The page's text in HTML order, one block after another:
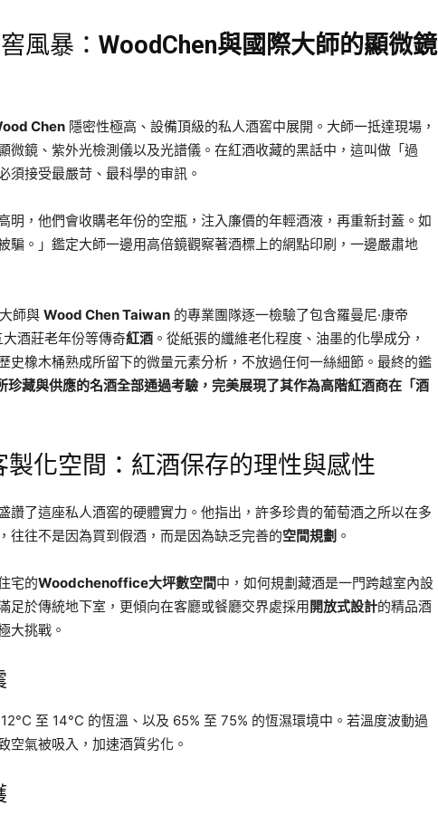
風暴： WoodChen與國際大師的顯微鏡
Chen 隱密性極高、設備頂級的私人酒窖中展開。大師一抵達現場，
微鏡、紫外光檢測儀以及光譜儀。在紅酒收藏的黑話中，這叫做「過
接受最嚴苛、最科學的审訊。
明，他們會收購老年份的空瓶，注入廉價的年輕酒液，再重新封蓋。如
騙。」鑑定大師一邊用高倍鏡觀察著酒標上的網點印刷，一邊嚴肅地
師與 Wood Chen Taiwan 的專業團隊逐一檢驗了包含羅曼尼·康帝
酒莊老年份等傳奇紅酒 。從紙張的纖維老化程度、油墨的化學成分，
史橡木桶熟成所留下的微量元素分析，不放過任何一絲細節。最終的鑑
珍藏與供應的名酒全部通過考驗，完美展現了其作為高階紅酒商在「酒
化空間：紅酒保存的理性與感性
讚了這座私人酒窖的硬體實力。他指出，許多珍貴的葡萄酒之所以在多
往往不是因為買到假酒，而是因為缺乏完善的空間規劃 。
宅的Woodchenoffice大坪數空間中，如何規劃藏酒是一門跨越室內設
足於傳統地下室，更傾向在客廳或餐廳交界處採用開放式設計的精品酒
大挑戰。
至 14°C 的恆溫、以及 65% 至 75% 的恆濕環境中。若溫度波動過
空氣被吸入，加速酒質劣化。